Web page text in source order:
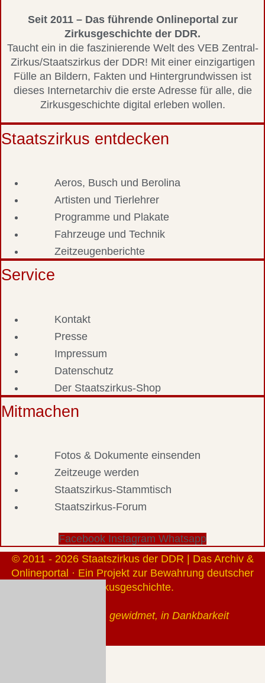
Seit 2011 – Das führende Onlineportal zur
Zirkusgeschichte der DDR.
Taucht ein in die faszinierende Welt des VEB Zentral-
Zirkus/Staatszirkus der DDR! Mit einer einzigartigen
Fülle an Bildern, Fakten und Hintergrundwissen ist
dieses Internetarchiv die erste Adresse für alle, die
Zirkusgeschichte digital erleben wollen.
Staatszirkus entdecken
Aeros, Busch und Berolina
Artisten und Tierlehrer
Programme und Plakate
Fahrzeuge und Technik
Zeitzeugenberichte
Service
Kontakt
Presse
Impressum
Datenschutz
Der Staatszirkus-Shop
Mitmachen
Fotos & Dokumente einsenden
Zeitzeuge werden
Staatszirkus-Stammtisch
Staatszirkus-Forum
Facebook Instagram Whatsapp
© 2011 - 2026 Staatszirkus der DDR | Das Archiv &
Onlineportal · Ein Projekt zur Bewahrung deutscher
Zirkusgeschichte.
Gerhard Klauß gewidmet, in Dankbarkeit